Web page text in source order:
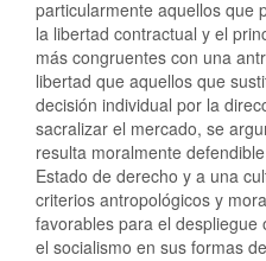
particularmente aquellos que
la libertad contractual y el
más congruentes con una
libertad que aquellos que
decisión individual por la
sacralizar el mercado, se
resulta moralmente
Estado de derecho y a una
criterios antropológicos y
favorables para el
el socialismo en sus formas